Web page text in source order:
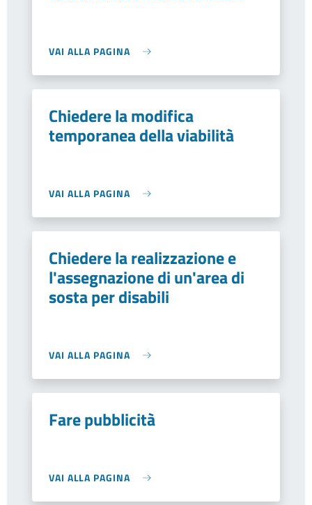
VAI ALLA PAGINA
Chiedere la modifica
temporanea della viabilità
VAI ALLA PAGINA
Chiedere la realizzazione e
l'assegnazione di un'area di
sosta per disabili
VAI ALLA PAGINA
Fare pubblicità
VAI ALLA PAGINA